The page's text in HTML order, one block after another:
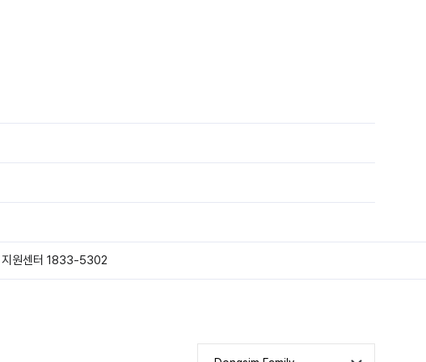
지원센터 1833-5302